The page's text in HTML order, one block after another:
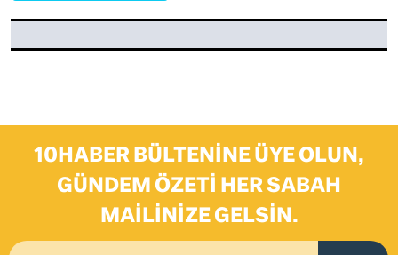
10HABER BÜLTENINE ÜYE OLUN,
GÜNDEM ÖZETI HER SABAH
MAILINIZE GELSIN.